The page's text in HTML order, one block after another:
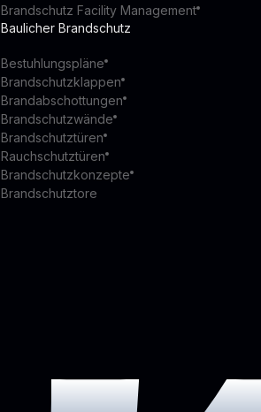
Brandschutz Facility Management
Baulicher Brandschutz
Bestuhlungspläne
Brandschutzklappen
Brandabschottungen
Brandschutzwände
Brandschutztüren
Rauchschutztüren
Brandschutzkonzepte
Brandschutztore